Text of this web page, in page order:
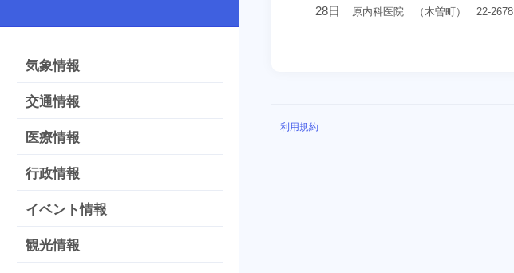
気象情報
交通情報
医療情報
行政情報
イベント情報
観光情報
28日 原内科医院 （木曽町） 22-2678
利用規約